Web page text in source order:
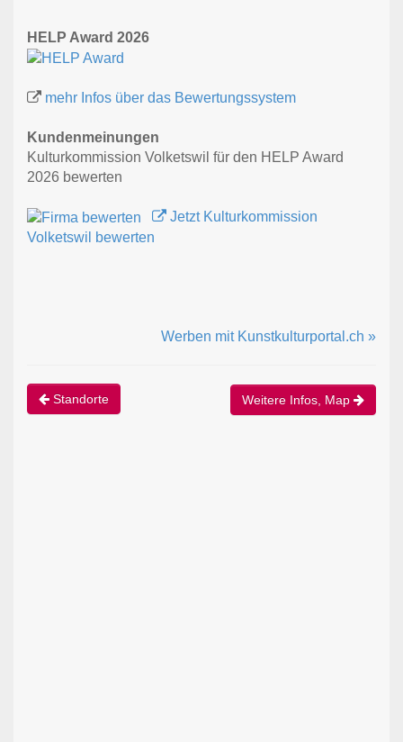
HELP Award 2026
mehr Infos über das Bewertungssystem
Kundenmeinungen
Kulturkommission Volketswil für den HELP Award
2026 bewerten
Jetzt Kulturkommission
Volketswil bewerten
Werben mit Kunstkulturportal.ch »
Standorte Weitere Infos, Map